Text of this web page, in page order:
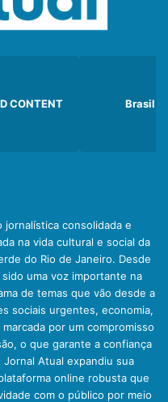
CONTENT Brasil
consolidada e
na vida cultural e social da
do Rio de Janeiro. Desde
uma voz importante na
de temas que vão desde a
sociais urgentes, economia,
por um compromisso
o que garante a confiança
Atual expandiu sua
online robusta que
com o público por meio